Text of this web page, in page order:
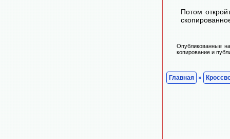
Потом
Опубликованные
копирование и
Главная »